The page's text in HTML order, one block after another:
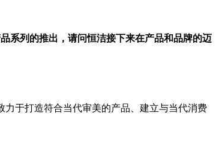
系列的推出，请问恒洁接下来在产品和品牌的迈
于打造符合当代审美的产品、建立与当代消费